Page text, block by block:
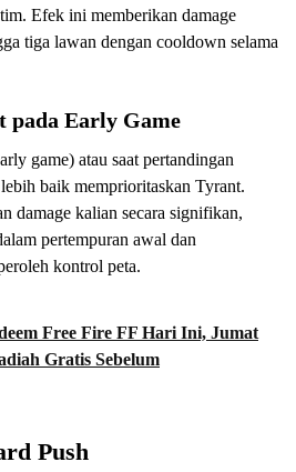
Efek ini memberikan damage
tiga lawan dengan cooldown selama
pada Early Game
game) atau saat pertandingan
baik memprioritaskan Tyrant.
damage kalian secara signifikan,
pertempuran awal dan
kontrol peta.
Free Fire FF Hari Ini, Jumat
Gratis Sebelum
Push